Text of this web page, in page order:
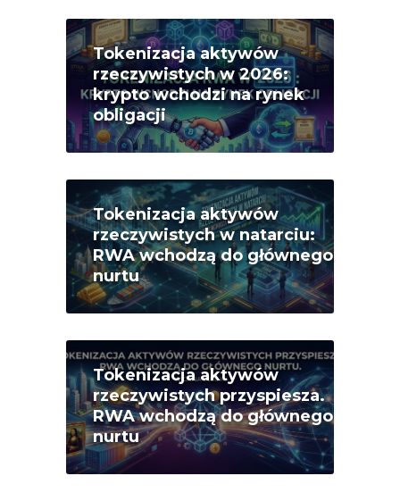
Tokenizacja aktywów
rzeczywistych w 2026:
krypto wchodzi na rynek
obligacji
Tokenizacja aktywów
rzeczywistych w natarciu:
RWA wchodzą do głównego
nurtu
Tokenizacja aktywów
rzeczywistych przyspiesza.
RWA wchodzą do głównego
nurtu